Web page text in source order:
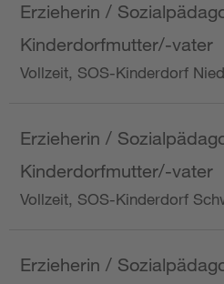
Erzieherin /
Kinderdorfmutter/-vater
Vollzeit, SOS-Kinderdorf
Erzieherin /
Kinderdorfmutter/-vater
Vollzeit, SOS-Kinderdorf
Erzieherin /